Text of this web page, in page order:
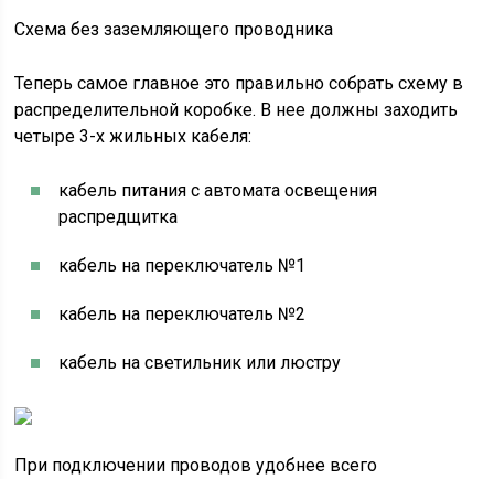
Схема без заземляющего проводника
Теперь самое главное это правильно собрать схему в
распределительной коробке. В нее должны заходить
четыре 3-х жильных кабеля:
кабель питания с автомата освещения
распредщитка
кабель на переключатель №1
кабель на переключатель №2
кабель на светильник или люстру
При подключении проводов удобнее всего